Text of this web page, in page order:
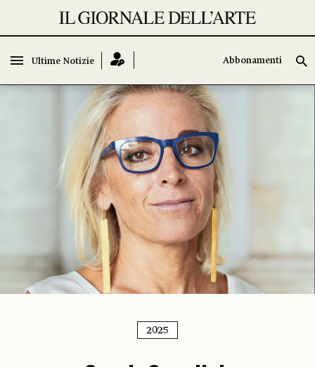
Ultime Notizie Abbonamenti
2025